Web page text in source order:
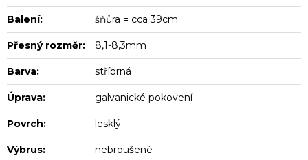
Balení: šňůra = cca 39cm
Přesný rozměr: 8,1-8,3mm
Barva: stříbrná
Úprava: galvanické pokovení
Povrch: lesklý
Výbrus: nebroušené